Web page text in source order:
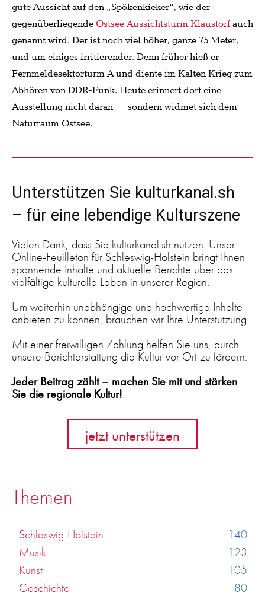
gute Aussicht auf den „Spökenkieker“, wie der
gegenüberliegende Ostsee Aussichtsturm Klaustorfauch
genannt wird. Der ist noch viel höher, ganze 75 Meter,
und um einiges irritierender. Denn früher hieß er
Fernmeldesektorturm A und diente im Kalten Krieg zum
Abhören von DDR-Funk. Heute erinnert dort eine
Ausstellung nicht daran – sondern widmet sich dem
Naturraum Ostsee.
Unterstützen Sie kulturkanal.sh
– für eine lebendige Kulturszene
Vielen Dank, dass Sie kulturkanal.sh nutzen. Unser
Online-Feuilleton für Schleswig-Holstein bringt Ihnen
spannende Inhalte und aktuelle Berichte über das
vielfältige kulturelle Leben in unserer Region.
Um weiterhin unabhängige und hochwertige Inhalte
anbieten zu können, brauchen wir Ihre Unterstützung.
Mit einer freiwilligen Zahlung helfen Sie uns, durch
unsere Berichterstattung die Kultur vor Ort zu fördern.
Jeder Beitrag zählt – machen Sie mit und stärken
Sie die regionale Kultur!
jetzt unterstützen
Themen
Schleswig-Holstein
140
Musik
123
Kunst
105
Geschichte
80